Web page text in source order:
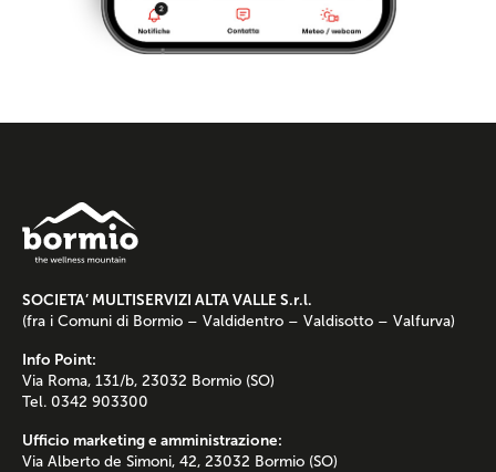
SOCIETA’ MULTISERVIZI ALTA VALLE S.r.l.
(fra i Comuni di Bormio – Valdidentro – Valdisotto – Valfurva)
Info Point:
Via Roma, 131/b, 23032 Bormio (SO)
Tel. 0342 903300
Ufficio marketing e amministrazione:
Via Alberto de Simoni, 42, 23032 Bormio (SO)